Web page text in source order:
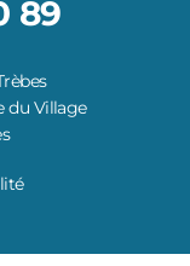
89
du Village